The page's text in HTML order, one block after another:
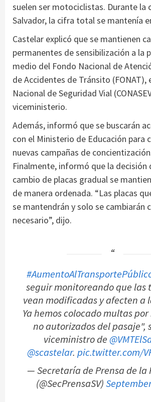
suelen ser motociclistas. Durante la
Salvador, la cifra total se mantenía
Castelar explicó que se mantienen
permanentes de sensibilización a la
medio del Fondo Nacional de
de Accidentes de Tránsito (FONAT),
Nacional de Seguridad Vial
viceministerio.
Además, informó que se buscarán
con el Ministerio de Educación para
nuevas campañas de
Finalmente, informó que la decisión
cambio de placas gradual se
de manera ordenada. “Las placas
se mantendrán y solo se cambiarán
necesario”, dijo.
seguir monitoreando que las
vean modificadas y afecten a
Ya hemos colocado multas
no autorizados del pasaje",
viceministro de
@scastelar. pic.twitter.com/
— Secretaría de Prensa de la
(@SecPrensaSV)